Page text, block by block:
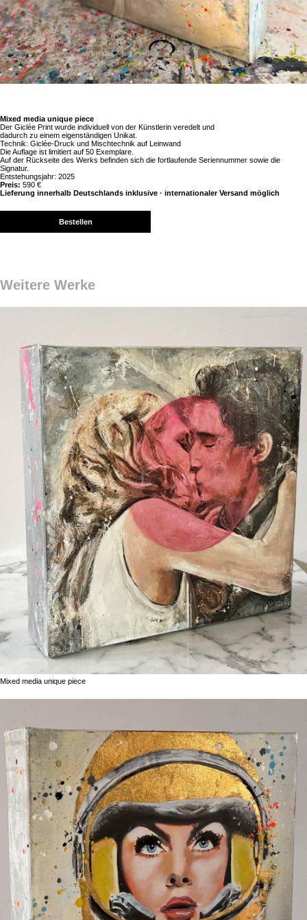
Mixed media unique piece
Der Giclée Print wurde individuell von der Künstlerin veredelt und
dadurch zu einem eigenständigen Unikat.
Technik: Giclée-Druck und Mischtechnik auf Leinwand
Die Auflage ist limitiert auf 50 Exemplare.
Auf der Rückseite des Werks befinden sich die fortlaufende Seriennummer sowie die
Signatur.
Entstehungsjahr: 2025
Preis: 590 €
Lieferung innerhalb Deutschlands inklusive · internationaler Versand möglich
Bestellen
Weitere Werke
Mixed media unique piece